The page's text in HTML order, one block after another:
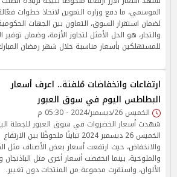
الموسمي، ما دفع وزارة التموين لاتخاذ خطوات
لضمان استقرار السوق، التعاون بين الجهات
والتجار، هو الحل الأمثل لتجاوز الأزمة، وضمان توفير
للمستهلكين بأسعار مناسبة خلال شهر رمضان
ارتفاعات وانخفاضات مُلفتة.. اعرف أسعار
البطاطس اليوم في سوق العبور
الخميس 26/ديسمبر/2024 - 05:30 م
شهدت أسعار الخضروات في سوق العبور للجملة
الخميس 26 ديسمبر 2024 تباينًا ملحوظًا بين الارتفاع
والانخفاض، حيث ارتفعت أسعار بعض الأصناف مثل
والملوخية، بينما انخفضت أسعار أخرى مثل الباذنجان
الألوان، واستقرت مجموعة من المنتجات دون تغيير.